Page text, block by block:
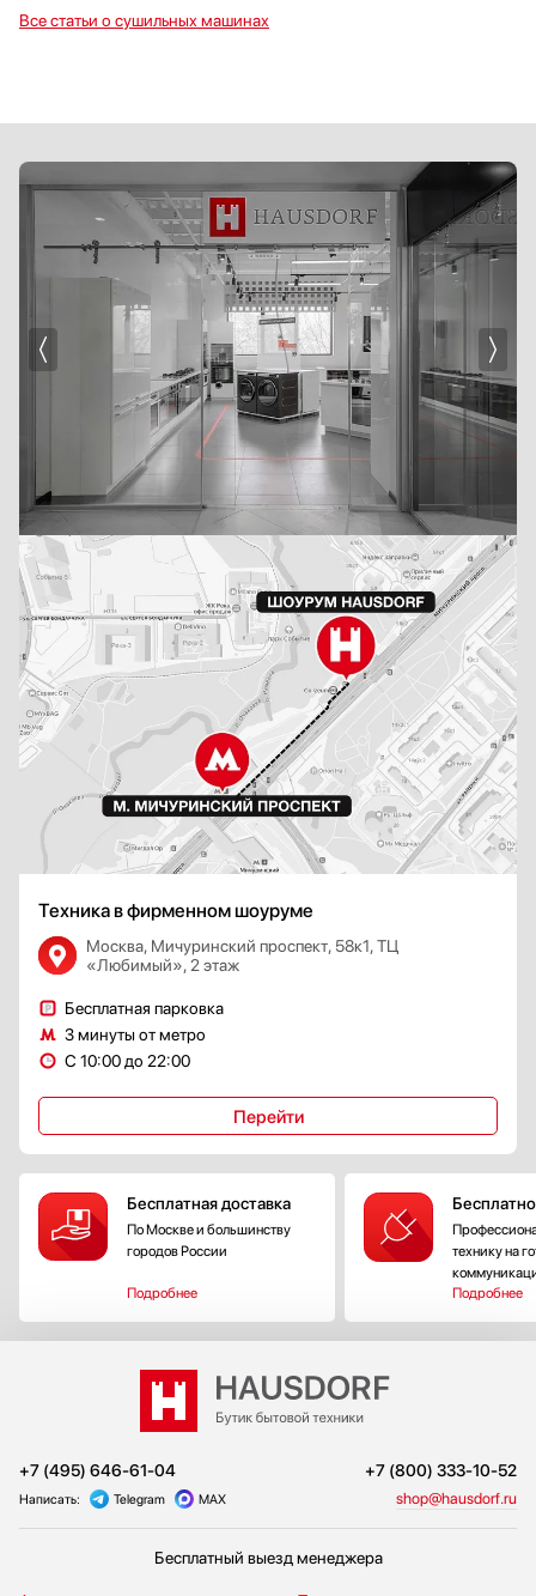
Все статьи о сушильных машинах
Техника в фирменном шоуруме
Москва, Мичуринский проспект, 58к1, ТЦ
«Любимый», 2 этаж
Бесплатная парковка
3 минуты от метро
С 10:00 до 22:00
Перейти
Бесплатная доставка
По Москве и большинству
городов России
Подробнее
технику на
Подробнее
+7 (495) 646-61-04 +7 (800) 333-10-52
Написать: Telegram MAX shop@hausdorf.ru
Бесплатный выезд менеджера